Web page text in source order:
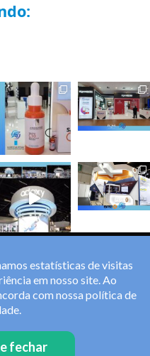
estatísticas de visitas
em nosso site. Ao
com nossa política de
.
fechar